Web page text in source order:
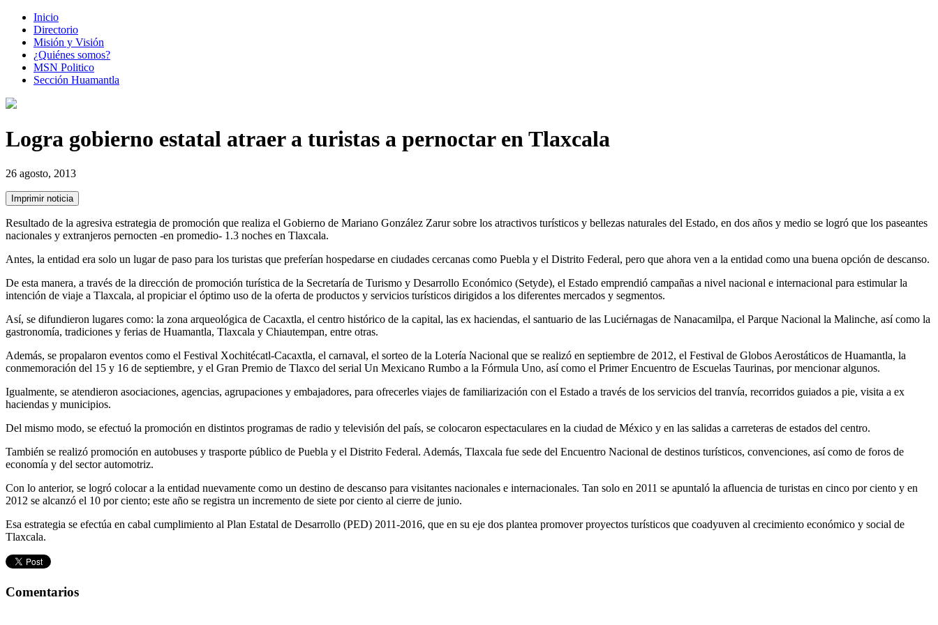
Inicio
Directorio
Misión y Visión
¿Quiénes somos?
MSN Politico
Sección Huamantla
Logra gobierno estatal atraer a turistas a pernoctar en Tlaxcala
26 agosto, 2013
Resultado de la agresiva estrategia de promoción que realiza el Gobierno de Mariano González Zarur sobre los atractivos turísticos y bellezas naturales del Estado, en dos años y medio se logró que los paseantes
nacionales y extranjeros pernocten -en promedio- 1.3 noches en Tlaxcala.
Antes, la entidad era solo un lugar de paso para los turistas que preferían hospedarse en ciudades cercanas como Puebla y el Distrito Federal, pero que ahora ven a la entidad como una buena opción de descanso.
De esta manera, a través de la dirección de promoción turística de la Secretaría de Turismo y Desarrollo Económico (Setyde), el Estado emprendió campañas a nivel nacional e internacional para estimular la
intención de viaje a Tlaxcala, al propiciar el óptimo uso de la oferta de productos y servicios turísticos dirigidos a los diferentes mercados y segmentos.
Así, se difundieron lugares como: la zona arqueológica de Cacaxtla, el centro histórico de la capital, las ex haciendas, el santuario de las Luciérnagas de Nanacamilpa, el Parque Nacional la Malinche, así como la
gastronomía, tradiciones y ferias de Huamantla, Tlaxcala y Chiautempan, entre otras.
Además, se propalaron eventos como el Festival Xochitécatl-Cacaxtla, el carnaval, el sorteo de la Lotería Nacional que se realizó en septiembre de 2012, el Festival de Globos Aerostáticos de Huamantla, la
conmemoración del 15 y 16 de septiembre, y el Gran Premio de Tlaxco del serial Un Mexicano Rumbo a la Fórmula Uno, así como el Primer Encuentro de Escuelas Taurinas, por mencionar algunos.
Igualmente, se atendieron asociaciones, agencias, agrupaciones y embajadores, para ofrecerles viajes de familiarización con el Estado a través de los servicios del tranvía, recorridos guiados a pie, visita a ex
haciendas y municipios.
Del mismo modo, se efectuó la promoción en distintos programas de radio y televisión del país, se colocaron espectaculares en la ciudad de México y en las salidas a carreteras de estados del centro.
También se realizó promoción en autobuses y trasporte público de Puebla y el Distrito Federal. Además, Tlaxcala fue sede del Encuentro Nacional de destinos turísticos, convenciones, así como de foros de
economía y del sector automotriz.
Con lo anterior, se logró colocar a la entidad nuevamente como un destino de descanso para visitantes nacionales e internacionales. Tan solo en 2011 se apuntaló la afluencia de turistas en cinco por ciento y en
2012 se alcanzó el 10 por ciento; este año se registra un incremento de siete por ciento al cierre de junio.
Esa estrategia se efectúa en cabal cumplimiento al Plan Estatal de Desarrollo (PED) 2011-2016, que en su eje dos plantea promover proyectos turísticos que coadyuven al crecimiento económico y social de
Tlaxcala.
Comentarios